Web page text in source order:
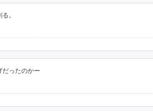
。
だったのかー